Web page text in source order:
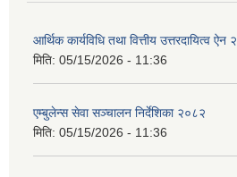
आर्थिक कार्यविधि तथा वित्तीय उत्तरदायित्व ऐन
मिति: 05/15/2026 - 11:36
एम्बुलेन्स सेवा सञ्चालन निर्देशिका २०८२
मिति: 05/15/2026 - 11:36